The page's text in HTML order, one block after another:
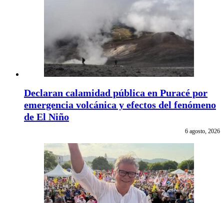
Declaran calamidad pública en Puracé por
emergencia volcánica y efectos del fenómeno
de El Niño
6 agosto, 2026